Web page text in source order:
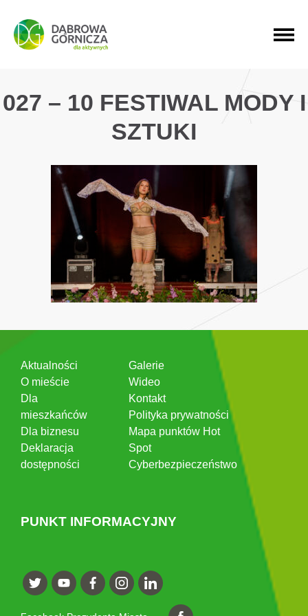
PRZEJDŹ DO MENU GŁÓWNEGO
PRZEJDŹ DO WYSZUKIWARKI
PRZEJDŹ DO TREŚCI
027 – 10 FESTIWAL MODY I
SZTUKI
Aktualności
O mieście
Dla
mieszkańców
Dla biznesu
Deklaracja
dostępności
Galerie
Wideo
Kontakt
Polityka prywatności
Mapa punktów Hot
Spot
Cyberbezpieczeństwo
PUNKT INFORMACYJNY